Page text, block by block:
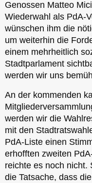
Genossen Matteo
Wiederwahl als PdA-
wünschen ihm die
um weiterhin die
einem mehrheitlich
Stadtparlament
werden wir uns
An der kommenden
werden wir die
mit den
PdA-Liste einen
erhofften zweiten
reichte es noch nicht.
die Tatsache, dass